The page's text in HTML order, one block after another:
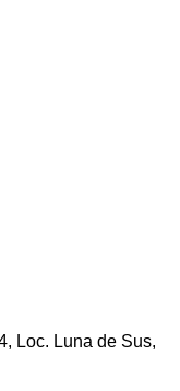
Loc. Luna de Sus,